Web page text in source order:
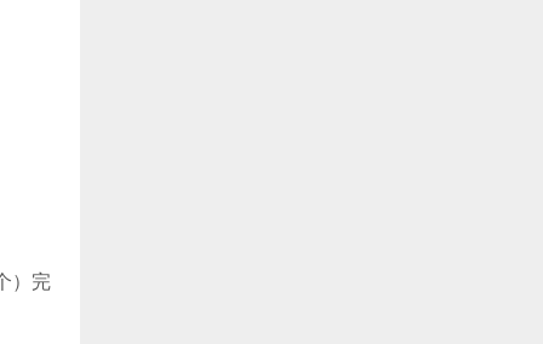
）完